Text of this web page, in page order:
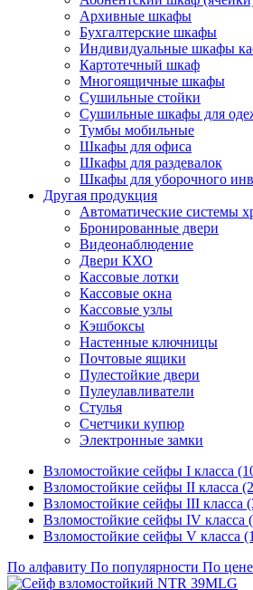
Архивные шкафы
Бухгалтерские шкафы
Индивидуальные шкафы
Картотечный шкаф
Многоящичные шкафы
Сушильные стойки
Сушильные шкафы для
Тумбы мобильные
Шкафы для офиса
Шкафы для раздевалок
Шкафы для уборочного
Другая продукция
Автоматические системы
Бронированные двери
Видеонаблюдение
Двери КХО
Кассовые лотки
Кассовые окна
Кассовые узлы
Кэшбоксы
Настенные ключницы
Почтовые ящики
Пулестойкие двери
Пулеулавливатели
Стулья
Счетчики купюр
Электронные замки
Взломостойкие сейфы I класса
Взломостойкие сейфы II класса
Взломостойкие сейфы III класса
Взломостойкие сейфы IV класса
Взломостойкие сейфы V класса
По алфавиту По популярности По цене